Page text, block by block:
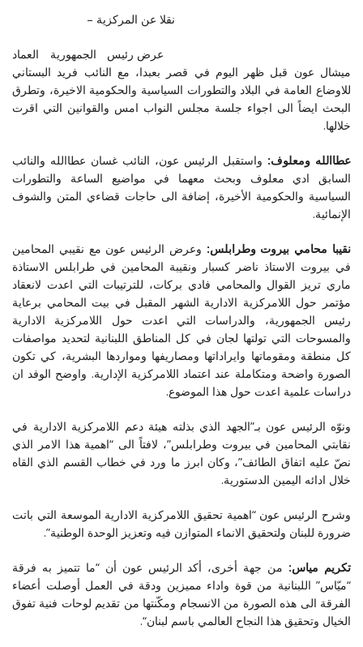
نقلا عن المركزية –
عرض رئيس الجمهورية العماد
ميشال عون قبل ظهر اليوم في قصر بعبدا، مع النائب فريد البستاني
للاوضاع العامة في البلاد والتطورات السياسية والحكومية الاخيرة، وتطرق
البحث ايضاً الى اجواء جلسة مجلس النواب امس والقوانين التي اقرت
خلالها.
عطاالله ومعلوف: واستقبل الرئيس عون، النائب غسان عطاالله والنائب
السابق ادي معلوف وبحث معهما في مواضيع الساعة والتطورات
السياسية والحكومية الأخيرة، إضافة الى حاجات قضاءي المتن والشوف
الإنمائية.
نقيبا محامي بيروت وطرابلس: وعرض الرئيس عون مع نقيبي المحامين
في بيروت الاستاذ ناضر كسبار ونقيبة المحامين في طرابلس الاستاذة
ماري تريز القوال والمحامي فادي بركات، للترتيبات التي اعدت لانعقاد
مؤتمر حول اللامركزية الادارية الشهر المقبل في بيت المحامي برعاية
رئيس الجمهورية، والدراسات التي اعدت حول اللامركزية الادارية
والمسوحات التي تولتها لجان في كل المناطق اللبنانية لتحديد مواصفات
كل منطقة ومقوماتها وايراداتها ومصاريفها ومواردها البشرية، كي تكون
الصورة واضحة ومتكاملة عند اعتماد اللامركزية الإدارية. واوضح الوفد ان
دراسات علمية اعدت حول هذا الموضوع.
ونوّه الرئيس عون بـ”الجهد الذي بذلته هيئة دعم اللامركزية الادارية في
نقابتي المحامين في بيروت وطرابلس”، لافتاً الى “اهمية هذا الامر الذي
نصّ عليه اتفاق الطائف”، وكان ابرز ما ورد في خطاب القسم الذي القاه
خلال ادائه اليمين الدستورية.
وشرح الرئيس عون “اهمية تحقيق اللامركزية الادارية الموسعة التي باتت
ضرورة للبنان ولتحقيق الانماء المتوازن فيه وتعزيز الوحدة الوطنية”.
تكريم مياس: من جهة أخرى، أكد الرئيس عون أن “ما تتميز به فرقة
“ميّاس” اللبنانية من قوة واداء مميزين ودقة في العمل أوصلت أعضاء
الفرقة الى هذه الصورة من الانسجام ومكّنتها من تقديم لوحات فنية تفوق
الخيال وتحقيق هذا النجاح العالمي باسم لبنان“
.